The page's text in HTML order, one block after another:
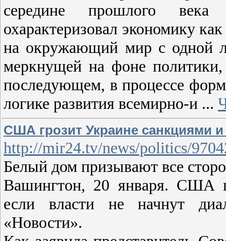
середине прошлого
охарактеризовал экономику
на окружающий мир с одной
меркнущей на фоне
последующем, в процессе
логике развития всемирно-и ...
США грозит Украине санкциями
http://mir24.tv/news/politics/
Белый дом призывают все
Вашингтон, 20 января. США
если власти не начнут
«Новости».